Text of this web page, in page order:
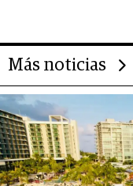
Más noticias